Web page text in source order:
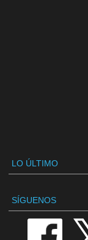
LO ÚLTIMO
SÍGUENOS